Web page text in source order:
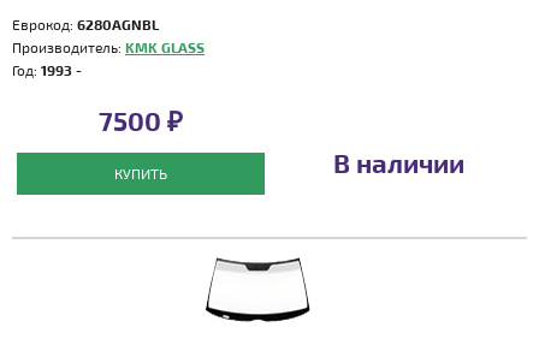
Еврокод: 6280AGNBL
Производитель: KMK GLASS
Год: 1993 -
7500 ₽
КУПИТЬ В наличии